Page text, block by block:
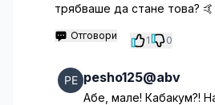
трябваше да стане това? 🤙
Отговори 1 0
pesho125@abv
Абе, мале! Кабакум?!